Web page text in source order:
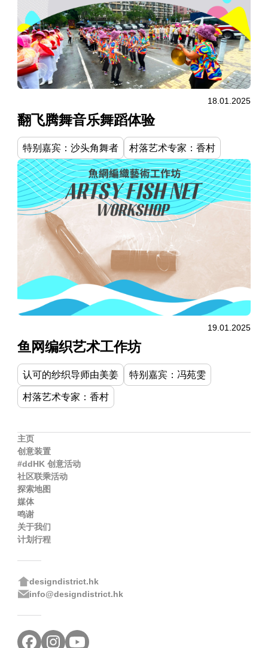
18.01.2025
翻飞腾舞音乐舞蹈体验
特别嘉宾：沙头角舞者 村落艺术专家：香村
19.01.2025
鱼网编织艺术工作坊
认可的纱织导师由美姜 特别嘉宾：冯苑雯
村落艺术专家：香村
主页
创意装置
#ddHK 创意活动
社区联乘活动
探索地图
媒体
鸣谢
关于我们
计划行程
designdistrict.hk
info@designdistrict.hk